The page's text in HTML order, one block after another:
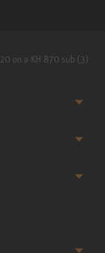
on a KH 870 sub (3)